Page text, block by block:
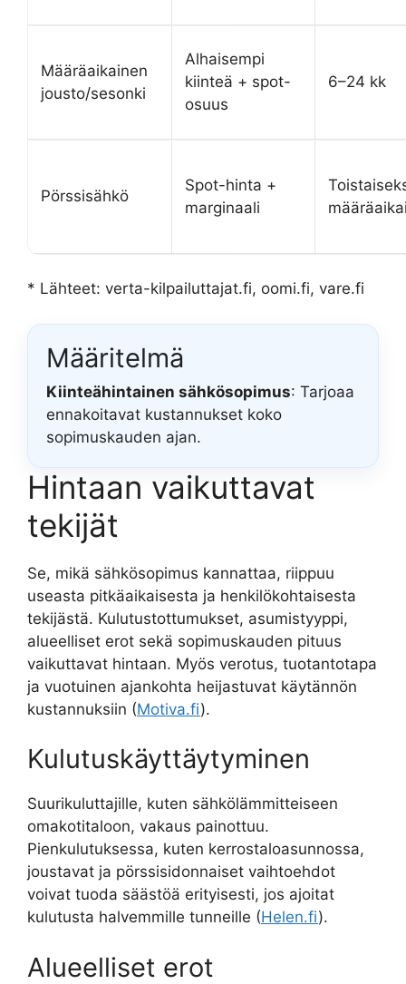
Määräaikainen
jousto/sesonki
Alhaisempi
kiinteä + spot-
osuus
6–24 kk
Pörssisähkö
Spot-hinta +
marginaali
* Lähteet: verta-kilpailuttajat.fi, oomi.fi, vare.fi
Määritelmä
Kiinteähintainen sähkösopimus: Tarjoaa
ennakoitavat kustannukset koko
sopimuskauden ajan.
Hintaan vaikuttavat
tekijät
Se, mikä sähkösopimus kannattaa, riippuu
useasta pitkäaikaisesta ja henkilökohtaisesta
tekijästä. Kulutustottumukset, asumistyyppi,
alueelliset erot sekä sopimuskauden pituus
vaikuttavat hintaan. Myös verotus, tuotantotapa
ja vuotuinen ajankohta heijastuvat käytännön
kustannuksiin (Motiva.fi).
Kulutuskäyttäytyminen
Suurikuluttajille, kuten sähkölämmitteiseen
omakotitaloon, vakaus painottuu.
Pienkulutuksessa, kuten kerrostaloasunnossa,
joustavat ja pörssisidonnaiset vaihtoehdot
voivat tuoda säästöä erityisesti, jos ajoitat
kulutusta halvemmille tunneille (Helen.fi).
Alueelliset erot